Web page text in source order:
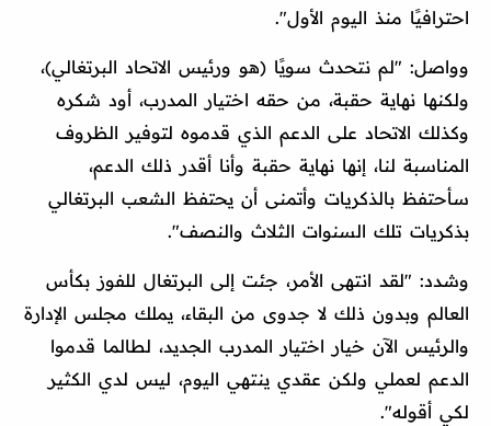
احترافيًا منذ اليوم الأول".
وواصل: "لم نتحدث سويًا (هو ورئيس الاتحاد البرتغالي)،
ولكنها نهاية حقبة، من حقه اختيار المدرب، أود شكره
وكذلك الاتحاد على الدعم الذي قدموه لتوفير الظروف
المناسبة لنا، إنها نهاية حقبة وأنا أقدر ذلك الدعم،
سأحتفظ بالذكريات وأتمنى أن يحتفظ الشعب البرتغالي
بذكريات تلك السنوات الثلاث والنصف".
وشدد: "لقد انتهى الأمر، جئت إلى البرتغال للفوز بكأس
العالم وبدون ذلك لا جدوى من البقاء، يملك مجلس الإدارة
والرئيس الآن خيار اختيار المدرب الجديد، لطالما قدموا
الدعم لعملي ولكن عقدي ينتهي اليوم، ليس لدي الكثير
لكي أقوله".